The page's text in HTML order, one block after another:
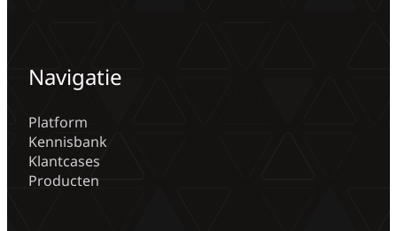
Navigatie
Platform
Kennisbank
Klantcases
Producten